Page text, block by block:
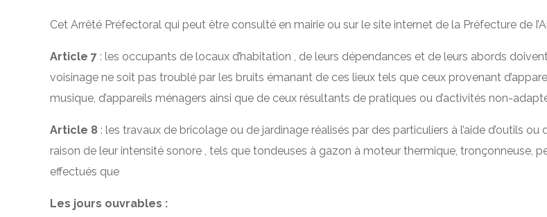
Cet Arrêté Préfectoral qui peut être consulté en mairie ou sur le site internet de la Préfecture de
Article 7 : les occupants de locaux d’habitation , de leurs dépendances et de leurs abords
voisinage ne soit pas troublé par les bruits émanant de ces lieux tels que ceux provenant
musique, d’appareils ménagers ainsi que de ceux résultants de pratiques ou d’activités non-
Article 8 : les travaux de bricolage ou de jardinage réalisés par des particuliers à l’aide d’outils
raison de leur intensité sonore , tels que tondeuses à gazon à moteur thermique, tronçonneuse,
effectués que
Les jours ouvrables :